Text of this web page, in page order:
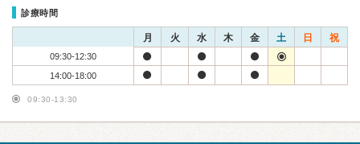
診療時間
月 火 水 木 金 土 日 祝
09:30-12:30
14:00-18:00
09:30-13:30